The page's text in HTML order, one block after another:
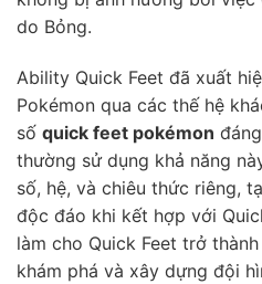
do Bỏng.
Ability Quick Feet đã xuất
Pokémon qua các thế hệ
số quick feet pokémon
thường sử dụng khả năng
số, hệ, và chiêu thức riêng,
độc đáo khi kết hợp với
làm cho Quick Feet trở
khám phá và xây dựng đội